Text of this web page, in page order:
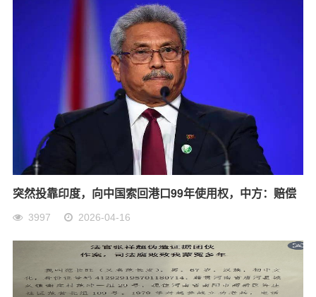
突然投靠印度，向中国索回港口99年使用权，中方：赔偿
3997 2026-04-16